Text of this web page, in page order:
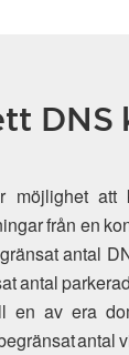
DNS
möjlighet att
från en
antal
antal
en av era
antal